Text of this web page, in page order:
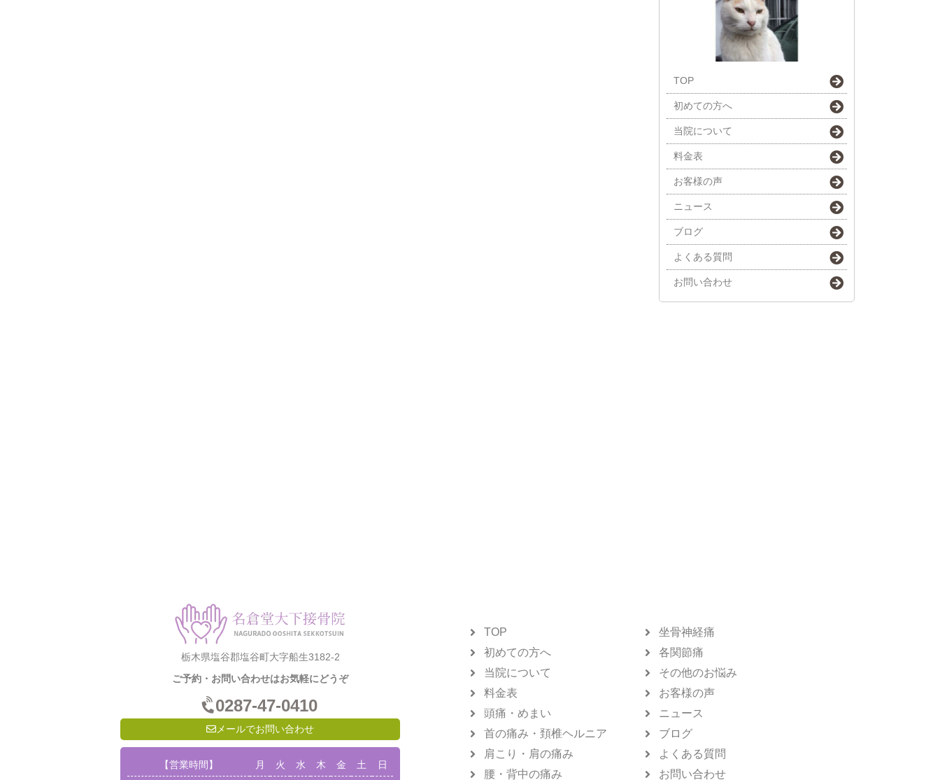
TOP
初めての方へ
当院について
料金表
お客様の声
ニュース
ブログ
よくある質問
お問い合わせ
栃木県塩谷郡塩谷町大字船生3182-2
ご予約・お問い合わせはお気軽にどうぞ
0287-47-0410
メールでお問い合わせ
【営業時間】 月 火 水 木 金 土 日
TOP
初めての方へ
当院について
料金表
頭痛・めまい
首の痛み・頚椎ヘルニア
肩こり・肩の痛み
腰・背中の痛み
坐骨神経痛
各関節痛
その他のお悩み
お客様の声
ニュース
ブログ
よくある質問
お問い合わせ